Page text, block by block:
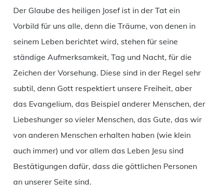
Der Glaube des heiligen Josef ist in der Tat ein
Vorbild für uns alle, denn die Träume, von denen in
seinem Leben berichtet wird, stehen für seine
ständige Aufmerksamkeit, Tag und Nacht, für die
Zeichen der Vorsehung. Diese sind in der Regel sehr
subtil, denn Gott respektiert unsere Freiheit, aber
das Evangelium, das Beispiel anderer Menschen, der
Liebeshunger so vieler Menschen, das Gute, das wir
von anderen Menschen erhalten haben (wie klein
auch immer) und vor allem das Leben Jesu sind
Bestätigungen dafür, dass die göttlichen Personen
an unserer Seite sind.